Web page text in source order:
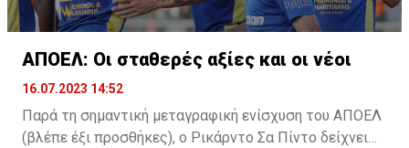
ΑΠΟΕΛ: Οι σταθερές αξίες και οι νέοι
16.07.2023 14:52
Παρά τη σημαντική μεταγραφική ενίσχυση του ΑΠΟΕΛ
(βλέπε έξι προσθήκες), ο Ρικάρντο Σα Πίντο δείχνει